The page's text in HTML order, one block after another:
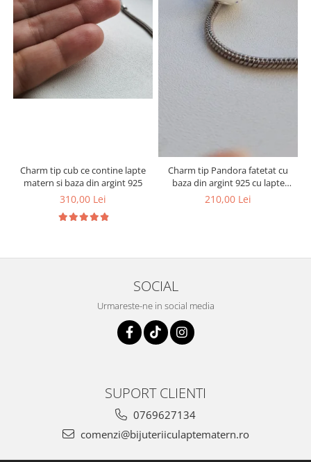
Charm tip cub ce contine lapte
matern si baza din argint 925
310,00 Lei
Charm tip Pandora fatetat cu
baza din argint 925 cu lapte
matern si foita decorativa
210,00 Lei
SOCIAL
Urmareste-ne in social media
SUPORT CLIENTI
0769627134
comenzi@bijuteriiculaptematern.ro